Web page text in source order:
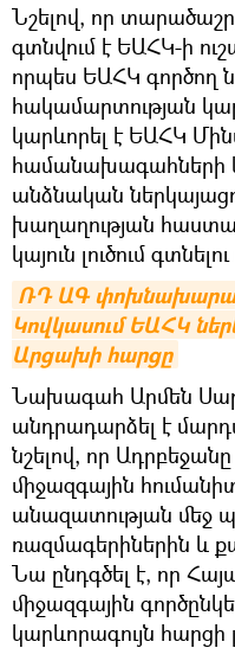
Նշելով, որ
գտնվում է ԵԱՀԿ-ի
որպես ԵԱՀԿ գործող
հակամարտության
կարևորել է ԵԱՀԿ
համանախագահների
անձնական
խաղաղության
կայուն լուծում
ՌԴ ԱԳ
Կովկասում ԵԱՀԿ
Արցախի հարցը
Նախագահ Արմեն
անդրադարձել է
նշելով, որ
միջազգային
անազատության մեջ
ռազմագերիներին և
Նա ընդգծել է, որ
միջազգային
կարևորագույն հարցի